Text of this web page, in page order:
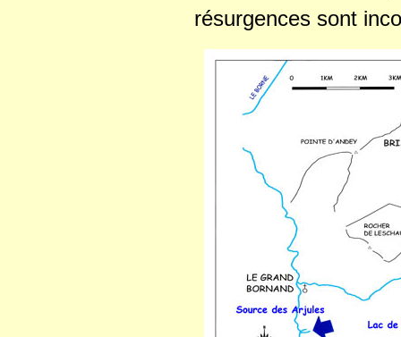
résurgences sont